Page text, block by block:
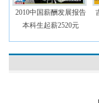
2010中国薪酬发展报告
本科生起薪2520元